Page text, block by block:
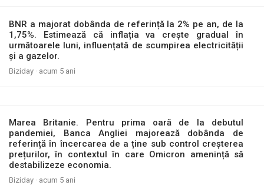
BNR a majorat dobânda de referință la 2% pe an, de la
1,75%. Estimează că inflația va crește gradual în
următoarele luni, influențată de scumpirea electricității
și a gazelor.
Biziday · acum 5 ani
Marea Britanie. Pentru prima oară de la debutul
pandemiei, Banca Angliei majorează dobânda de
referință în încercarea de a ține sub control creșterea
prețurilor, în contextul în care Omicron amenință să
destabilizeze economia.
Biziday · acum 5 ani